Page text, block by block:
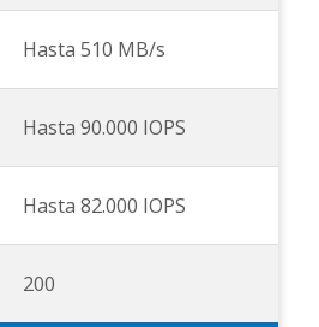
Hasta 510 MB/s
Hasta 90.000 IOPS
Hasta 82.000 IOPS
200